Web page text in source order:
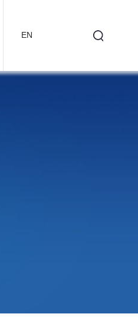
EN